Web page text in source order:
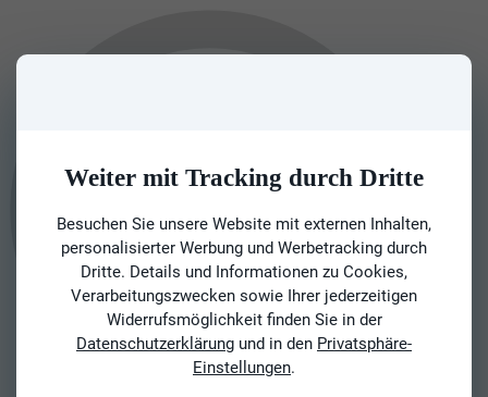
Weiter mit Tracking durch Dritte
Besuchen Sie unsere Website mit externen Inhalten,
personalisierter Werbung und Werbetracking durch
Dritte. Details und Informationen zu Cookies,
Verarbeitungszwecken sowie Ihrer jederzeitigen
Widerrufsmöglichkeit finden Sie in der
Datenschutzerklärung und in den Privatsphäre-
Einstellungen.